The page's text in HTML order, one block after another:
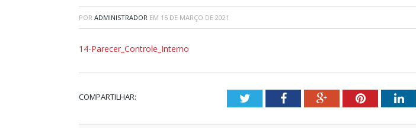
POR ADMINISTRADOR EM 15 DE MARÇO DE 2021
14-Parecer_Controle_Interno
COMPARTILHAR: TwitterFacebookGoogle+Pinterest